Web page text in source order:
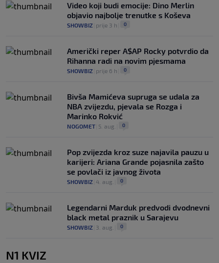
Video koji budi emocije: Dino Merlin
objavio najbolje trenutke s Koševa
SHOWBIZ prije 3 h 0
Američki reper A$AP Rocky potvrdio da
Rihanna radi na novim pjesmama
SHOWBIZ prije 6 h 0
Bivša Mamićeva supruga se udala za
NBA zvijezdu, pjevala se Rozga i
Marinko Rokvić
NOGOMET 5. aug. 0
Pop zvijezda kroz suze najavila pauzu u
karijeri: Ariana Grande pojasnila zašto
se povlači iz javnog života
SHOWBIZ 4. aug. 0
Legendarni Marduk predvodi dvodnevni
black metal praznik u Sarajevu
SHOWBIZ 3. aug. 0
N1 KVIZ